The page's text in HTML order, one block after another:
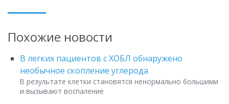
Похожие новости
В легких пациентов с ХОБЛ обнаружено
необычное скопление углерода
В результате клетки становятся ненормально большими
и вызывают воспаление